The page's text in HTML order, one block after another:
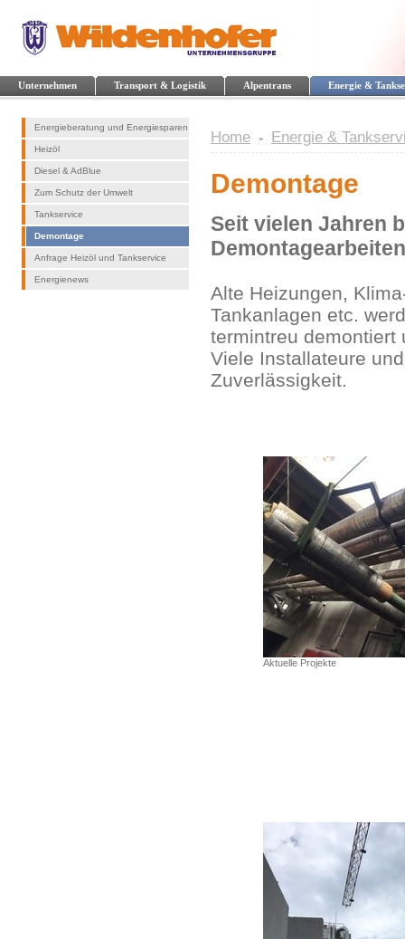
Unternehmen Transport & Logistik Alpentrans Energie &
Energieberatung und Energiesparen
Heizöl
Diesel & AdBlue
Zum Schutz der Umwelt
Tankservice
Demontage
Anfrage Heizöl und Tankservice
Energienews
Home Energie &
Demontage
Seit vielen Jahren
Alte Heizungen,
Tankanlagen etc.
termintreu
Viele Installateure
Zuverlässigkeit.
Aktuelle Projekte